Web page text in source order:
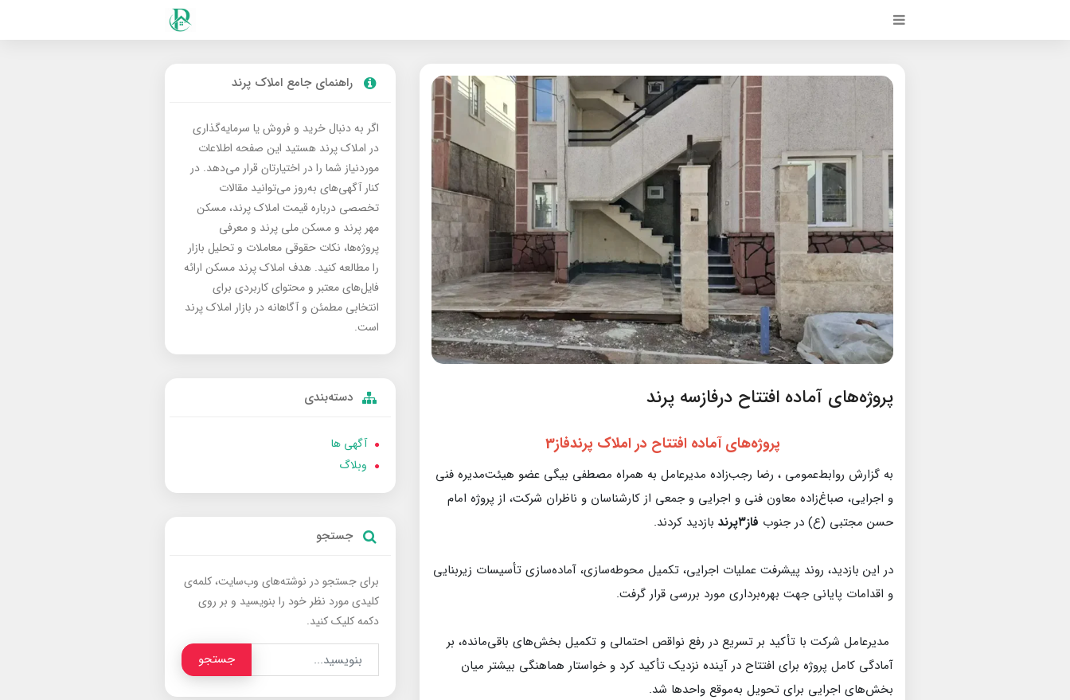
پروژه‌های آماده افتتاح درفازسه پرند
پروژه‌های آماده افتتاح در املاک پرندفاز3
به گزارش روابط‌عمومی ، رضا رجب‌زاده مدیرعامل به همراه مصطفی بیگی عضو هیئت‌مدیره فنی
و اجرایی، صباغ‌زاده معاون فنی و اجرایی و جمعی از کارشناسان و ناظران شرکت، از پروژه امام
حسن مجتبی (ع) در جنوب فاز۳پرند بازدید کردند.
در این بازدید، روند پیشرفت عملیات اجرایی، تکمیل محوطه‌سازی، آماده‌سازی تأسیسات زیربنایی
و اقدامات پایانی جهت بهره‌برداری مورد بررسی قرار گرفت.
مدیرعامل شرکت با تأکید بر تسریع در رفع نواقص احتمالی و تکمیل بخش‌های باقی‌مانده، بر
آمادگی کامل پروژه برای افتتاح در آینده نزدیک تأکید کرد و خواستار هماهنگی بیشتر میان
بخش‌های اجرایی برای تحویل به‌موقع واحدها شد.
راهنمای جامع املاک پرند
اگر به دنبال خرید و فروش یا سرمایه‌گذاری
در املاک پرند هستید این صفحه اطلاعات
موردنیاز شما را در اختیارتان قرار می‌دهد. در
کنار آگهی‌های به‌روز می‌توانید مقالات
تخصصی درباره قیمت املاک پرند، مسکن
مهر پرند و مسکن ملی پرند و معرفی
پروژه‌ها، نکات حقوقی معاملات و تحلیل بازار
را مطالعه کنید. هدف املاک پرند مسکن ارائه
فایل‌های معتبر و محتوای کاربردی برای
انتخابی مطمئن و آگاهانه در بازار املاک پرند
است.
دسته‌بندی
آگهی ها
وبلاگ
جستجو
برای جستجو در نوشته‌های وب‌سایت، کلمه‌ی
کلیدی مورد نظر خود را بنویسید و بر روی
دکمه کلیک کنید.
جستجو